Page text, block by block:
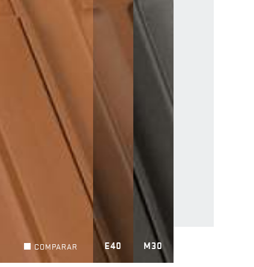
COMPARAR E40 M30